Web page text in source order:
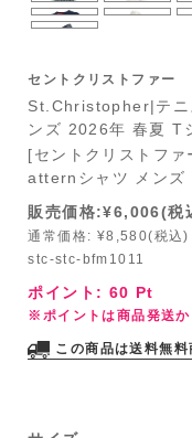
セントクリストファー
St.Christopher|テニ
ンズ 2026年 春夏 T
[セントクリストフ
atternシャツ メンズ
販売価格:¥6,006(税
通常価格: ¥8,580(税込)
stc-stc-bfm1011
ポイント: 60 Pt
※ポイントは商品発送か
この商品は送料無料